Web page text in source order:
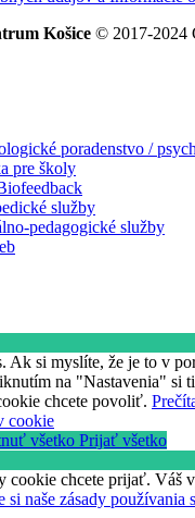
Košice © 2017-2024
poradenstvo /
pre školy
služby
pedagogické služby
Ak si myslíte, že je to v
na "Nastavenia" si
chcete povoliť.
cookie
všetko Prijať všetko
cookie chcete prijať. Váš
si naše zásady používania